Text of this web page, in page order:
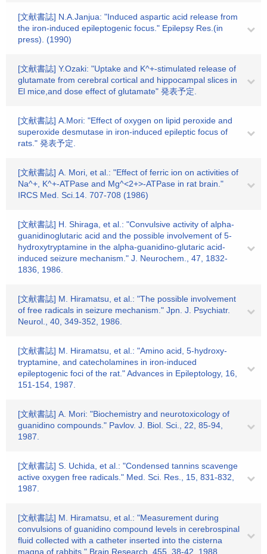
[文献書誌] N.A.Janjua: "Induced aspartic acid release from
the iron-induced epileptogenic focus." Epilepsy Res.(in
press). (1990)
[文献書誌] Y.Ozaki: "Uptake and K^+-stimulated release of
glutamate from cerebral cortical and hippocampal slices in
El mice,and dose effect of glutamate" 発表予定.
[文献書誌] A.Mori: "Effect of oxygen on lipid peroxide and
superoxide desmutase in iron-induced epileptic focus of
rats." 発表予定.
[文献書誌] A. Mori, et al.: "Effect of ferric ion on activities of
Na^+, K^+-ATPase and Mg^<2+>-ATPase in rat brain."
IRCS Med. Sci.14. 707-708 (1986)
[文献書誌] H. Shiraga, et al.: "Convulsive activity of alpha-
guanidinoglutaric acid and the possible involvement of 5-
hydroxytryptamine in the alpha-guanidino-glutaric acid-
induced seizure mechanism." J. Neurochem., 47, 1832-
1836, 1986.
[文献書誌] M. Hiramatsu, et al.: "The possible involvement
of free radicals in seizure mechanism." Jpn. J. Psychiatr.
Neurol., 40, 349-352, 1986.
[文献書誌] M. Hiramatsu, et al.: "Amino acid, 5-hydroxy-
tryptamine, and catecholamines in iron-induced
epileptogenic foci of the rat." Advances in Epileptology, 16,
151-154, 1987.
[文献書誌] A. Mori: "Biochemistry and neurotoxicology of
guanidino compounds." Pavlov. J. Biol. Sci., 22, 85-94,
1987.
[文献書誌] S. Uchida, et al.: "Condensed tannins scavenge
active oxygen free radicals." Med. Sci. Res., 15, 831-832,
1987.
[文献書誌] M. Hiramatsu, et al.: "Measurement during
convulsions of guanidino compound levels in cerebrospinal
fluid collected with a catheter inserted into the cisterna
magna of rabbits." Brain Research, 455, 38-42, 1988.